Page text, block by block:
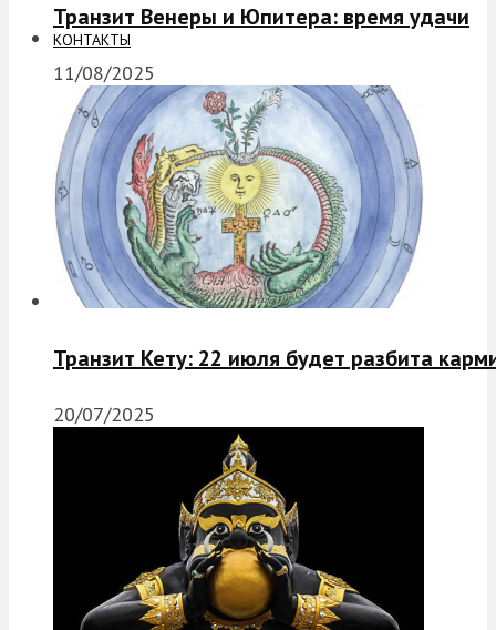
КОНТАКТЫ
Транзит Венеры и Юпитера: время удачи
11/08/2025
Транзит Кету: 22 июля будет разбита
20/07/2025